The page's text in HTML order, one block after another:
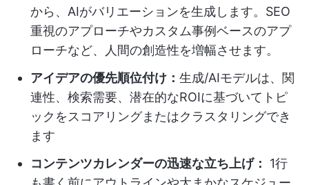
から、AIがバリエーションを生成します。SEO
重視のアプローチやカスタム事例ベースのアプ
ローチなど、人間の創造性を増幅させます。
アイデアの優先順位付け： 生成/AIモデルは、関
連性、検索需要、潜在的なROIに基づいてトピ
ックをスコアリングまたはクラスタリングでき
ます
コンテンツカレンダーの迅速な立ち上げ：
1行